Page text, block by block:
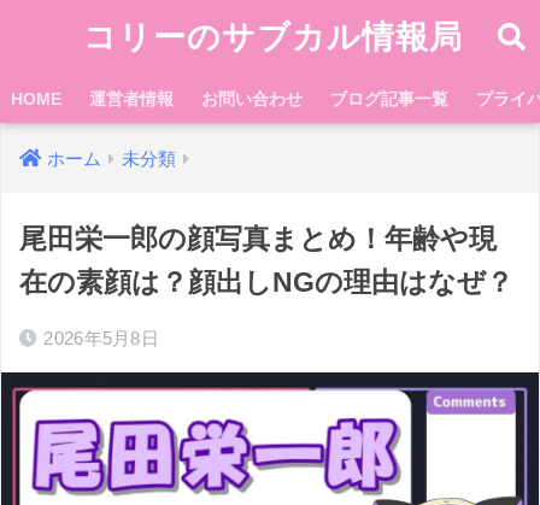
コリーのサブカル情報局
HOME 運営者情報 お問い合わせ ブログ記事一覧 プライ
ホーム 未分類
尾田栄一郎の顔写真まとめ！年齢や現
在の素顔は？顔出しNGの理由はなぜ？
2026年5月8日